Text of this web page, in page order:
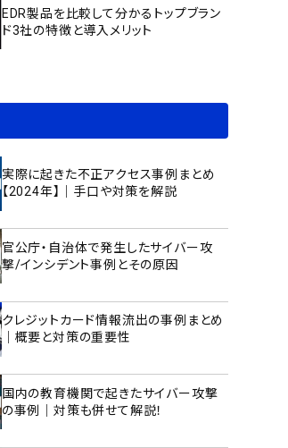
EDR製品を比較して分かるトップブラン
ド3社の特徴と導入メリット
実際に起きた不正アクセス事例まとめ
【2024年】｜手口や対策を解説
官公庁・自治体で発生したサイバー攻
撃/インシデント事例とその原因
クレジットカード情報流出の事例まとめ
｜概要と対策の重要性
国内の教育機関で起きたサイバー攻撃
の事例｜対策も併せて解説！